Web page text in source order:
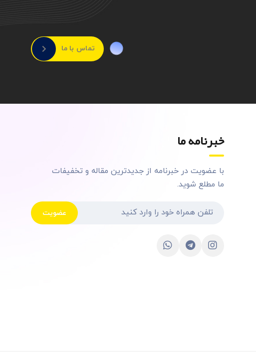
تماس با ما
خبرنامه ما
با عضویت در خبرنامه از جدیدترین مقاله و تخفیفات
ما مطلع شوید.
عضویت